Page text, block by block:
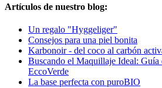
Artículos de nuestro blog:
Un regalo "Hyggeliger"
Consejos para una piel bonita
Karbonoir - del coco al carbón
Buscando el Maquillaje Ideal: Guía
EccoVerde
La base perfecta con puroBIO